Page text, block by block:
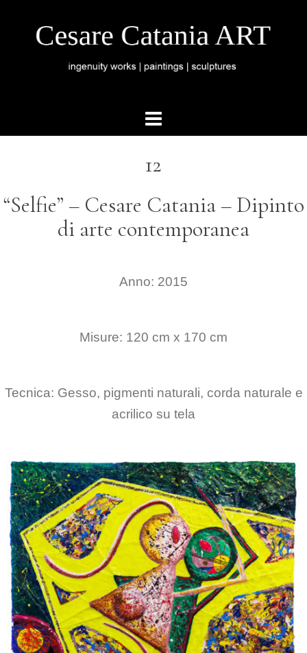
12
“Selfie” – Cesare Catania – Dipinto
di arte contemporanea
Anno: 2015
Misure: 120 cm x 170 cm
Tecnica: Gesso, pigmenti naturali, corda naturale e
acrilico su tela